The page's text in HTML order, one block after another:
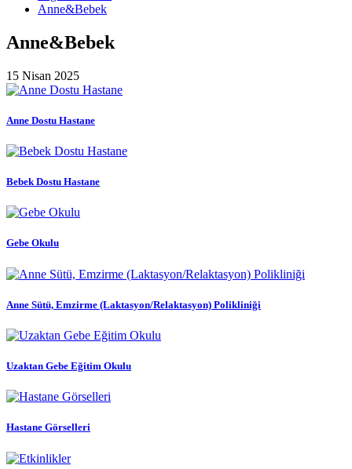
Anne&Bebek
Anne&Bebek
15 Nisan 2025
Anne Dostu Hastane
Bebek Dostu Hastane
Gebe Okulu
Anne Sütü, Emzirme (Laktasyon/Relaktasyon) Polikliniği
Uzaktan Gebe Eğitim Okulu
Hastane Görselleri